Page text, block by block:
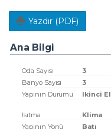
Yazdır (PDF)
Ana Bilgi
Oda Sayısı 3
Banyo Sayısı
3
Yapının Durumu
Ikinci El
Isıtma Klima
Yapının Yönü
Batı